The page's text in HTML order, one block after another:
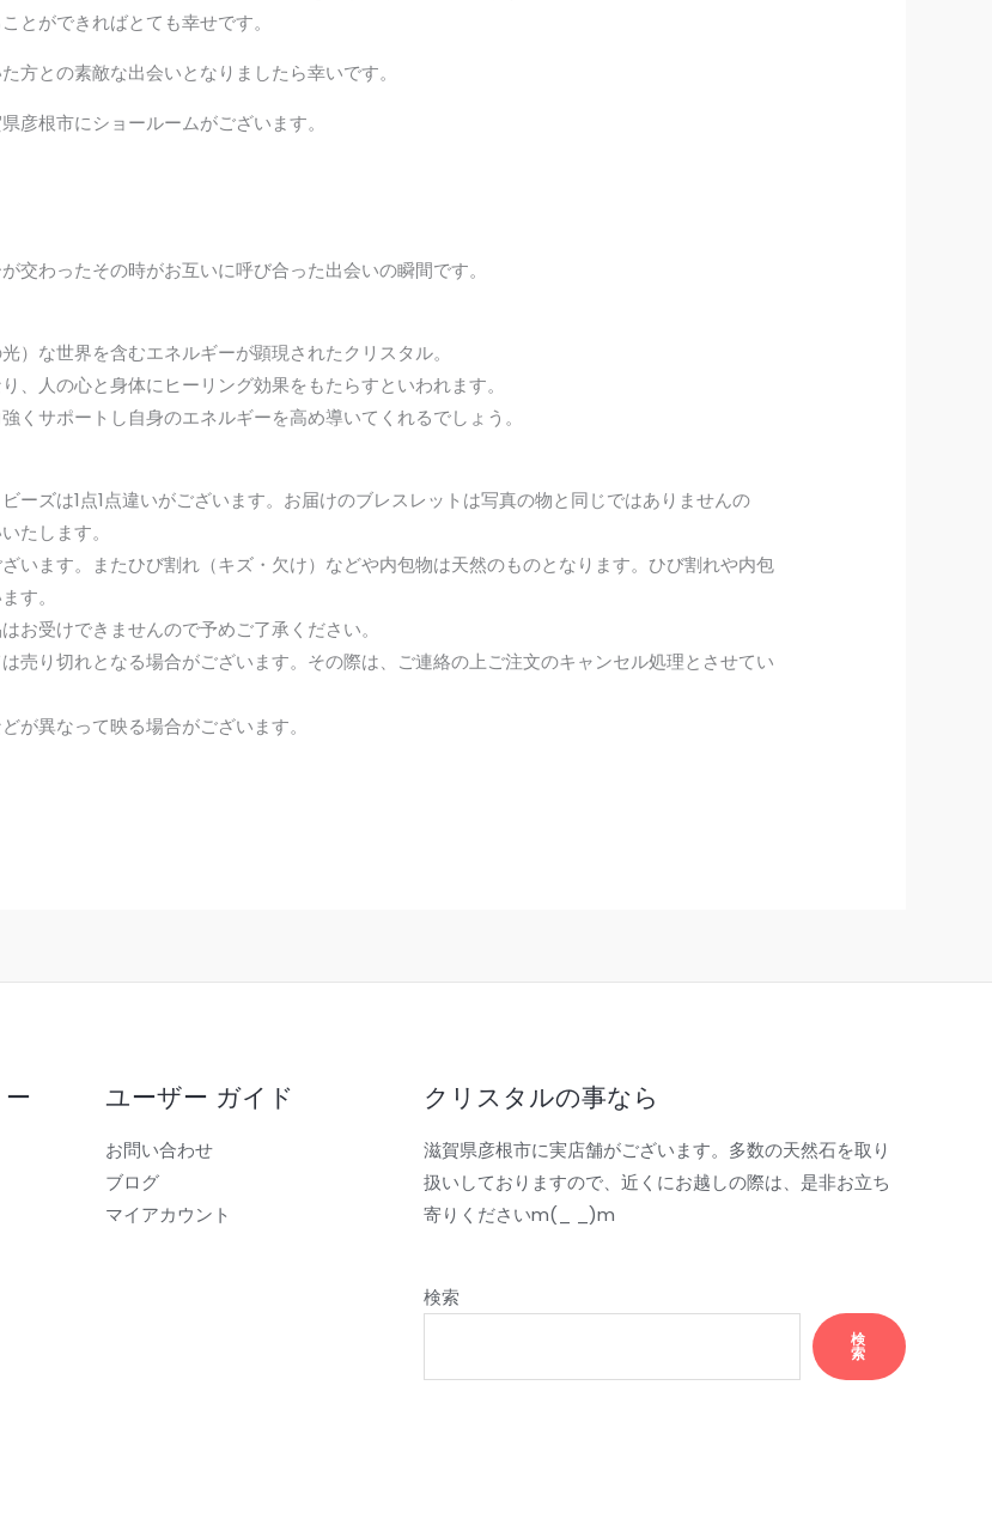
とができればとても幸せです。
方との素敵な出会いとなりましたら幸いです。
彦根市にショールームがございます。
交わったその時がお互いに呼び合った出会いの瞬間です。
な世界を含むエネルギーが顕現されたクリスタル。
、人の心と身体にヒーリング効果をもたらすといわれます。
くサポートし自身のエネルギーを高め導いてくれるでしょう。
ーズは1点1点違いがございます。お届けのブレスレットは写真の物と同じではありませんの
たします。
います。またひび割れ（キズ・欠け）などや内包物は天然のものとなります。ひび割れや内包
す。
お受けできませんので予めご了承ください。
売り切れとなる場合がございます。その際は、ご連絡の上ご注文のキャンセル処理とさせてい
が異なって映る場合がございます。
ユーザー ガイド
お問い合わせ
ブログ
マイアカウント
クリスタルの事なら
滋賀県彦根市に実店舗がございます。多数の天然石を取り
扱いしておりますので、近くにお越しの際は、是非お立ち
寄りくださいm(_ _)m
検索
検
索